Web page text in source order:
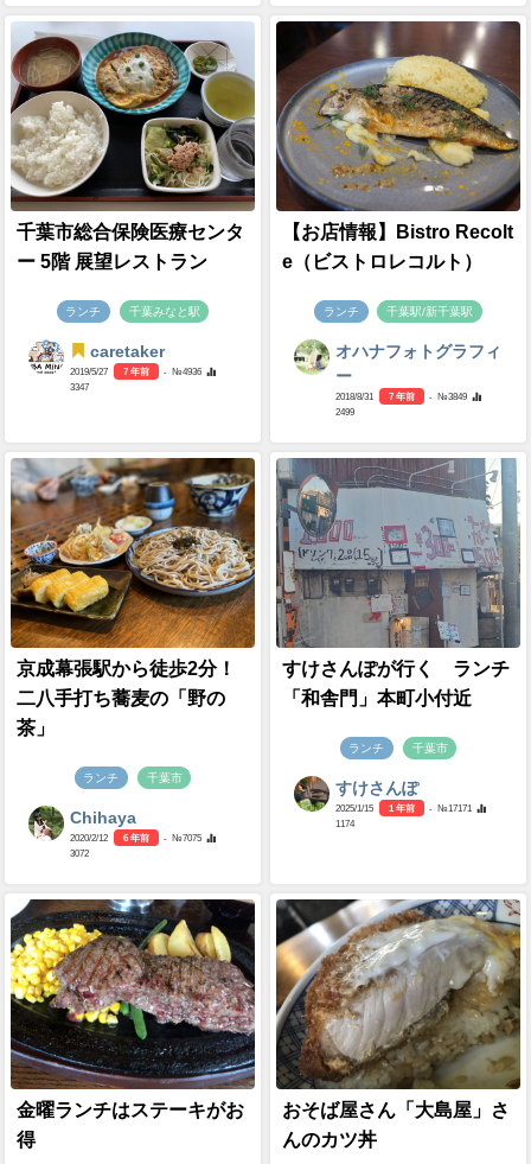
千葉市総合保険医療センタ
ー 5階 展望レストラン
ランチ 千葉みなと駅
caretaker
2019/5/27 7 年前
- №4936
3347
【お店情報】Bistro Recolt
e（ビストロレコルト）
ランチ 千葉駅/新千葉駅
オハナフォトグラフィ
ー
2018/8/31 7 年前
- №3849
2499
京成幕張駅から徒歩2分！
二八手打ち蕎麦の「野の
茶」
ランチ 千葉市
Chihaya
2020/2/12 6 年前
- №7075
3072
すけさんぽが行く ランチ
「和舎門」本町小付近
ランチ 千葉市
すけさんぽ
2025/1/15 1 年前
- №17171
1174
金曜ランチはステーキがお
得
おそば屋さん「大島屋」さ
んのカツ丼